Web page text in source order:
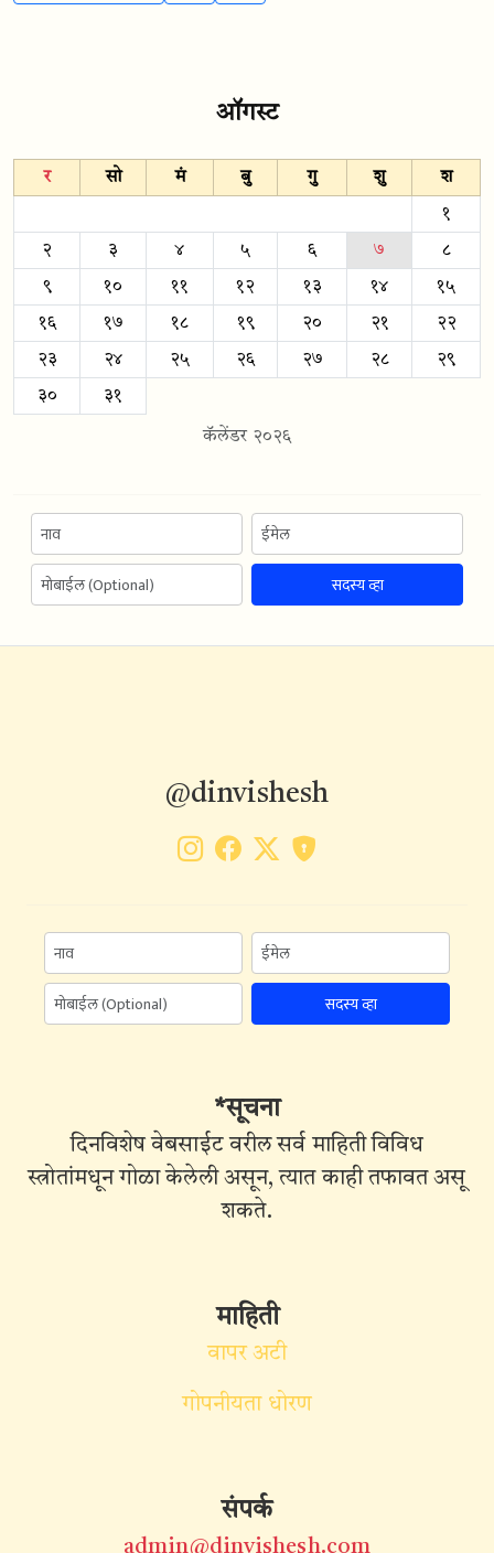
ऑगस्ट
र सो मं बु गु शु श
१
२ ३ ४ ५ ६ ७ ८
९ १० ११ १२ १३ १४ १५
१६ १७ १८ १९ २० २१ २२
२३ २४ २५ २६ २७ २८ २९
३० ३१
कॅलेंडर २०२६
सदस्य व्हा
@dinvishesh
सदस्य व्हा
*सूचना
दिनविशेष वेबसाईट वरील सर्व माहिती विविध
स्त्रोतांमधून गोळा केलेली असून, त्यात काही तफावत असू
शकते.
माहिती
वापर अटी
गोपनीयता धोरण
संपर्क
admin@dinvishesh.com